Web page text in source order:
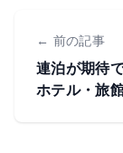
← 前の記事
連泊が期待
ホテル・旅